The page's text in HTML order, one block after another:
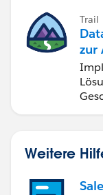
Trail
zur
Weitere